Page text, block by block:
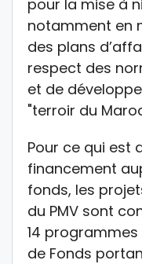
pour la mise à
notamment en
des plans
respect des
et de
"terroir du
Pour ce qui est
financement
fonds, les
du PMV sont
14
de Fonds